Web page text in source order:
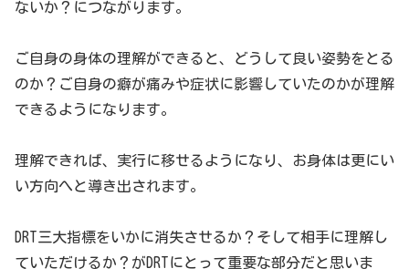
ないか？につながります。
ご自身の身体の理解ができると、どうして良い姿勢をとる
のか？ご自身の癖が痛みや症状に影響していたのかが理解
できるようになります。
理解できれば、実行に移せるようになり、お身体は更にい
い方向へと導き出されます。
DRT三大指標をいかに消失させるか？そして相手に理解し
ていただけるか？がDRTにとって重要な部分だと思いま